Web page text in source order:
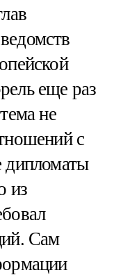
еще раз
не
с
дипломаты
из
Сам